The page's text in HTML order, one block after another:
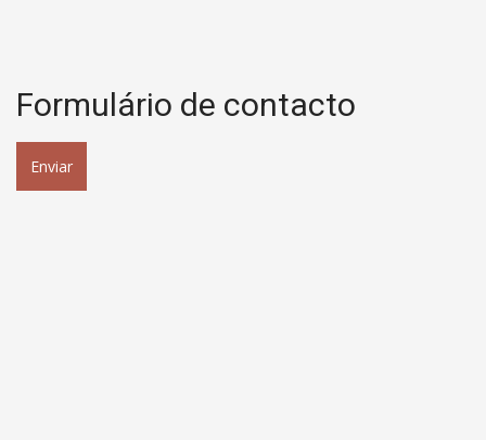
Formulário de contacto
Enviar